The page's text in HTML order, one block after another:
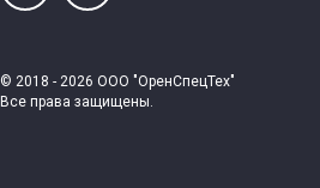
© 2018 - 2026 ООО "ОренСпецТех"
Все права защищены.